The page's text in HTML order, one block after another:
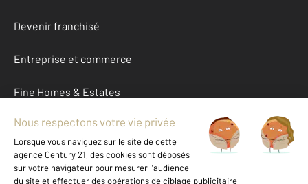
Devenir franchisé
Entreprise et commerce
Fine Homes & Estates
À propos
International